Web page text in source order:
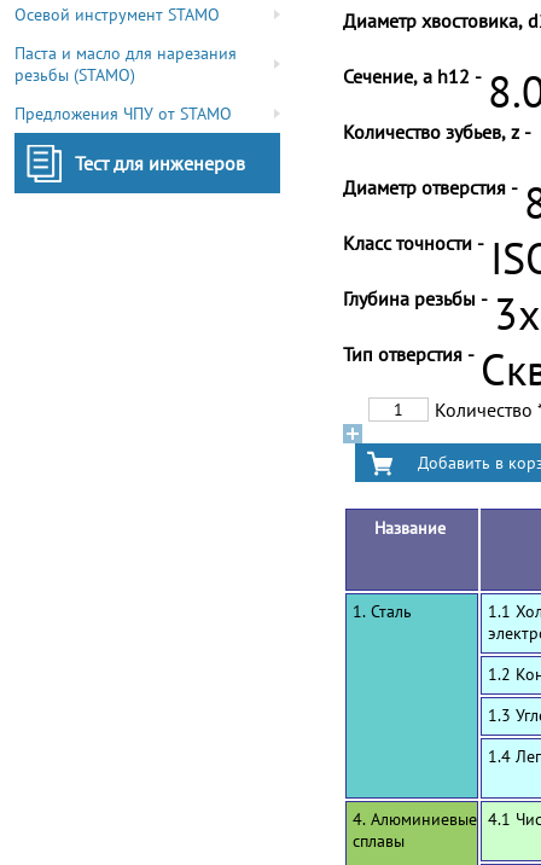
Осевой инструмент STAMO
Паста и масло для нарезания
резьбы (STAMO)
Предложения ЧПУ от STAMO
Тест для инженеров
Диаметр хвостовика,
Сечение, a h12 -
Количество зубьев, z -
Диаметр отверстия -
Класс точности -
Глубина резьбы -
Тип отверстия -
Количество
Название
1. Сталь
1.1
1.2
1.3
1.4
4. Алюминиевые
сплавы
4.1